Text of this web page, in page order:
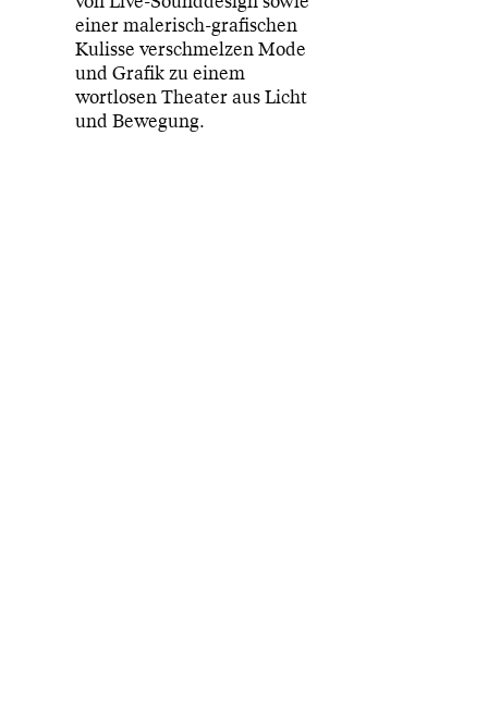
einer malerisch-grafischen
Kulisse verschmelzen Mode
und Grafik zu einem
wortlosen Theater aus Licht
und Bewegung.